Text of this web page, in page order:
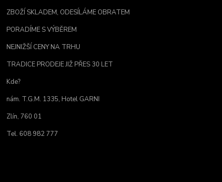
ZBOŽÍ SKLADEM, ODESÍLÁME OBRATEM
PORADÍME S VÝBĚREM
NEJNIŽŠÍ CENY NA TRHU
TRADICE PRODEJE JIŽ PŘES 30 LET
Kde?
nám. T.G.M. 1335, Hotel GARNI
Zlín, 760 01
Tel. 608 982 777